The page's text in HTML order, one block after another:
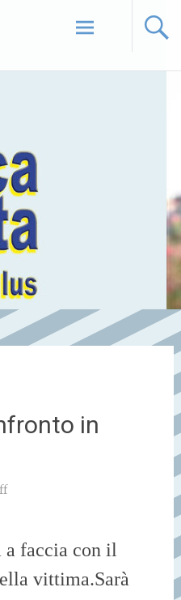
in
faccia con il
vittima.Sarà